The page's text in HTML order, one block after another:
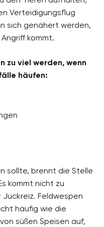
Verteidigungsflug
sich genähert werden,
kommt.
zu viel werden, wenn
häufen:
sollte, brennt die Stelle
kommt nicht zu
Feldwespen
häufig wie die
süßen Speisen auf,